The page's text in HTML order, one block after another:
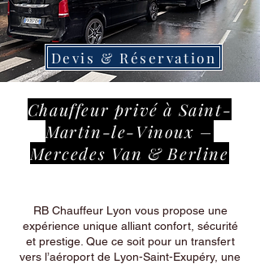
Devis & Réservation
Chauffeur privé à Saint-
Martin-le-Vinoux –
Mercedes Van & Berline
RB Chauffeur Lyon vous propose une
expérience unique alliant confort, sécurité
et prestige. Que ce soit pour un transfert
vers l’aéroport de Lyon-Saint-Exupéry, une